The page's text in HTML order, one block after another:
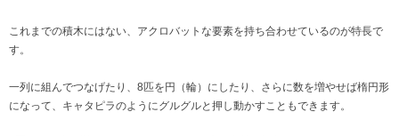
これまでの積木にはない、アクロバットな要素を持ち合わせているのが特長で
す。
一列に組んでつなげたり、8匹を円（輪）にしたり、さらに数を増やせば楕円形
になって、キャタピラのようにグルグルと押し動かすこともできます。